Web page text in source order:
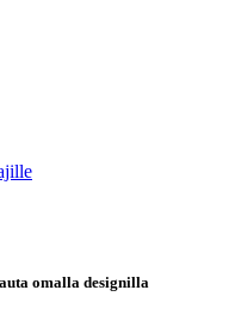
omalla designilla